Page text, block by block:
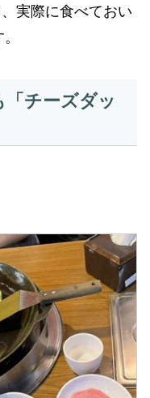
実際に食べておい
チーズダッ